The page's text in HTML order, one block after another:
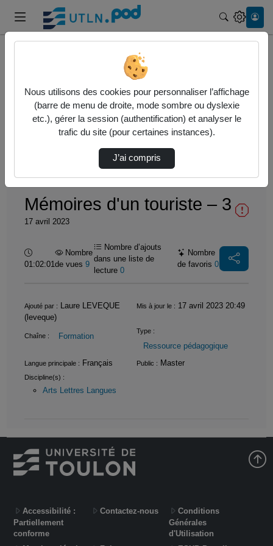
Mémoires d'un touriste – 3
Temps
actuel
00:00:000 / Durée
01:02:01
3.40%
dans
l'image
écran
Mémoires d'un touriste – 3
17 avril 2023
Durée :
01:02:01
Nombre
de vues9
Nombre d’ajouts
dans une liste de
lecture 0
Nombre
de favoris0
Informations
Ajouté par : Laure LEVEQUE
(leveque)
Mis à jour le : 17 avril 2023 20:49
Chaîne : Formation
Type :
Ressource pédagogique
Langue principale : Français Public : Master
Discipline(s) :
Arts Lettres Langues
Accessibilité :
Partiellement
conforme
Contactez-nous
Conditions
Générales
d'Utilisation
Nous utilisons des cookies pour personnaliser l’affichage
(barre de menu de droite, mode sombre ou dyslexie
etc.), gérer la session (authentification) et analyser le
trafic du site (pour certaines instances).
J’ai compris